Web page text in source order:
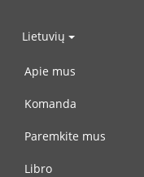
Lietuvių
Apie mus
Komanda
Paremkite mus
Libro